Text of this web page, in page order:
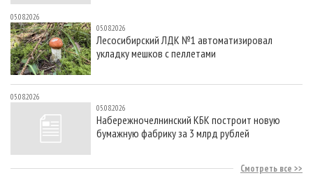
05.08.2026
05.08.2026
Лесосибирский ЛДК №1 автоматизировал
укладку мешков с пеллетами
05.08.2026
05.08.2026
Набережночелнинский КБК построит новую
бумажную фабрику за 3 млрд рублей
Смотреть все